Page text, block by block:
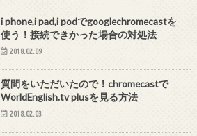
i phone,i pad,i podでgooglechromecastを
使う！接続できかった場合の対処法
2018.02.09
質問をいただいたので！chromecastで
WorldEnglish.tv plusを見る方法
2018.02.03